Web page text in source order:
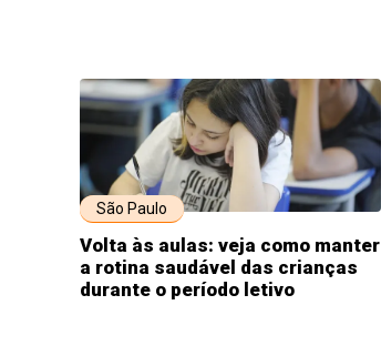
São Paulo
Volta às aulas: veja como manter
a rotina saudável das crianças
durante o período letivo